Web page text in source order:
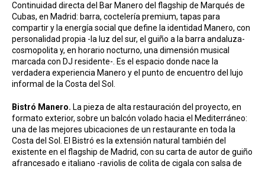
Continuidad directa del Bar Manero del flagship de Marqués de
Cubas, en Madrid: barra, coctelería premium, tapas para
compartir y la energía social que define la identidad Manero, con
personalidad propia -la luz del sur, el guiño a la barra andaluza-
cosmopolita y, en horario nocturno, una dimensión musical
marcada con DJ residente-. Es el espacio donde nace la
verdadera experiencia Manero y el punto de encuentro del lujo
informal de la Costa del Sol.
Bistró Manero. La pieza de alta restauración del proyecto, en
formato exterior, sobre un balcón volado hacia el Mediterráneo:
una de las mejores ubicaciones de un restaurante en toda la
Costa del Sol. El Bistró es la extensión natural también del
existente en el flagship de Madrid, con su carta de autor de guiño
afrancesado e italiano -raviolis de colita de cigala con salsa de